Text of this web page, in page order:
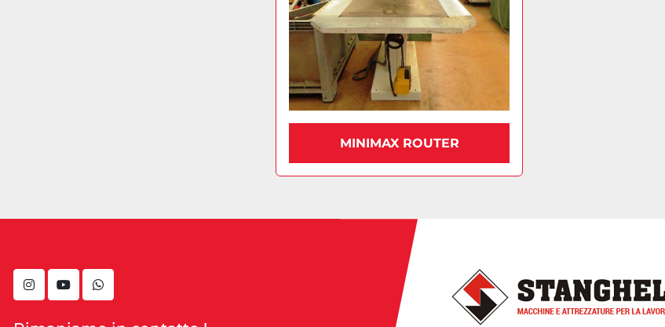
MINIMAX ROUTER
instagramyoutubewhatsapp